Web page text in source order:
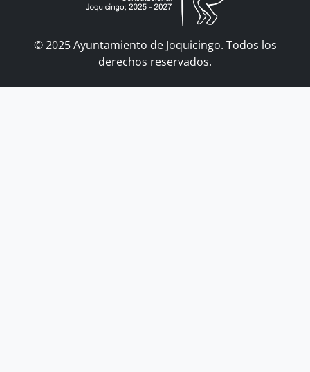
© 2025 Ayuntamiento de Joquicingo. Todos los
derechos reservados.